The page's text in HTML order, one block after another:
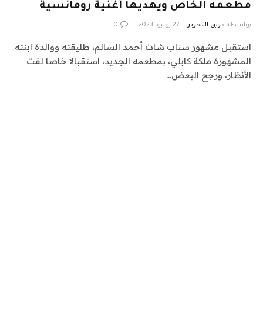
مطعمه الخاص ويهديها أغنية رومانسية
بواسطة فريق التحرير 27 يوليو، 2023 0
استقبل مشهور سناب شات أحمد السالم، طليقته ووالدة ابنته
المشهورة ملكة كابلي، بمطعمه الجديد، استقبالا خاصا لفت
الأنظار، ورجح البعض…